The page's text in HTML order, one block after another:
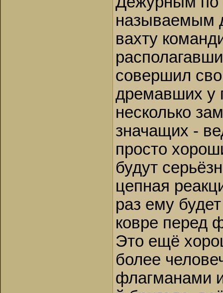
называемым
вахту
совершил
дремавших у
несколько
значащих -
просто
будут
цепная
раз ему
ковре перед
Это ещё
более
флагманами